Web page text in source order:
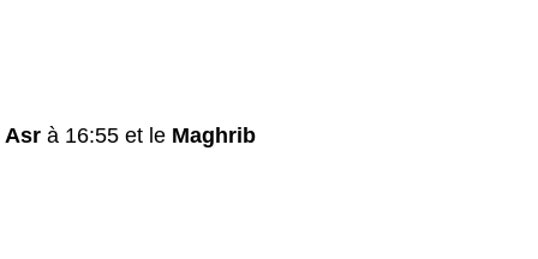
Asr à 16:55 et le Maghrib